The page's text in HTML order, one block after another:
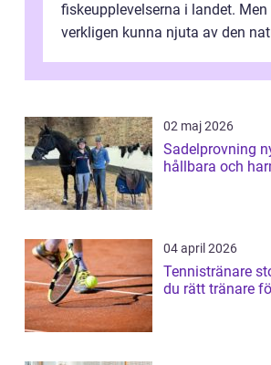
fiskeupplevelserna i landet.
verkligen kunna njuta av den
02 maj 2026
Sadelprovning nyckeln till
hållbara och
04 april 2026
Tennistränare
du rätt tränare